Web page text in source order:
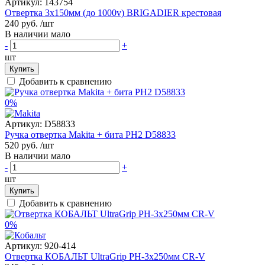
Отвертка 3х150мм (до 1000v) BRIGADIER крестовая
240 руб. /шт
В наличии мало
-
+
шт
Купить
Добавить к сравнению
0%
Артикул: D58833
Ручка отвертка Makita + бита PH2 D58833
520 руб. /шт
В наличии мало
-
+
шт
Купить
Добавить к сравнению
0%
Артикул: 920-414
Отвертка КОБАЛЬТ UltraGrip РН-3х250мм CR-V